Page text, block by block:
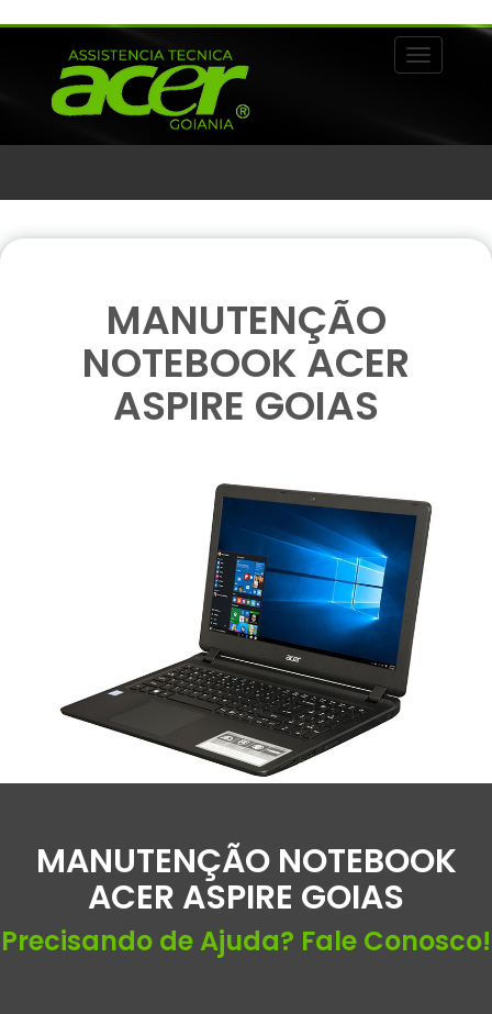
Alternar
MANUTENÇÃO
NOTEBOOK ACER
ASPIRE GOIAS
MANUTENÇÃO NOTEBOOK
ACER ASPIRE GOIAS
Precisando de Ajuda? Fale Conosco!